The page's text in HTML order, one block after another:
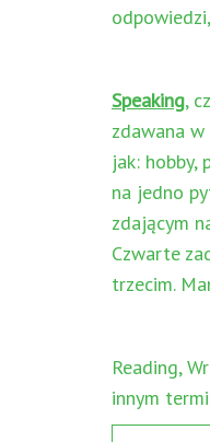
Speaking,
zdawana
jak: hobby,
na jedno
zdającym
Czwarte
trzecim.
Reading,
innym